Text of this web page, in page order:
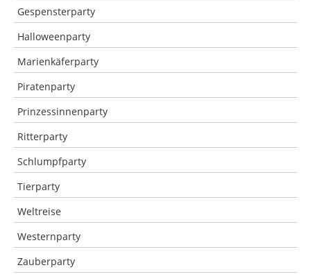
Gespensterparty
Halloweenparty
Marienkäferparty
Piratenparty
Prinzessinnenparty
Ritterparty
Schlumpfparty
Tierparty
Weltreise
Westernparty
Zauberparty